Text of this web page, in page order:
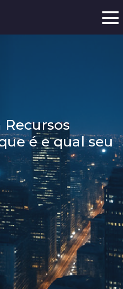
é e qual seu